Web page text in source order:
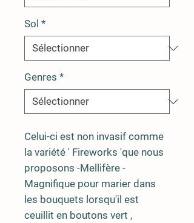
Sol *
Genres *
Celui-ci est non invasif comme
la variété ' Fireworks 'que nous
proposons -Mellifère -
Magnifique pour marier dans
les bouquets lorsqu'il est
ceuillit en boutons vert ,